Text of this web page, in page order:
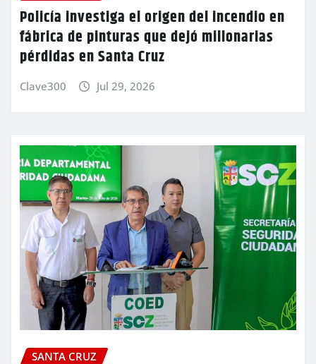
Policía investiga el origen del incendio en
fábrica de pinturas que dejó millonarias
pérdidas en Santa Cruz
Clave300 Jul 29, 2026
SANTA CRUZ